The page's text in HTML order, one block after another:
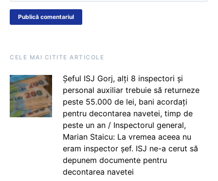
CELE MAI CITITE ARTICOLE
Șeful ISJ Gorj, alți 8 inspectori și
personal auxiliar trebuie să returneze
peste 55.000 de lei, bani acordați
pentru decontarea navetei, timp de
peste un an / Inspectorul general,
Marian Staicu: La vremea aceea nu
eram inspector șef. ISJ ne-a cerut să
depunem documente pentru
decontarea navetei